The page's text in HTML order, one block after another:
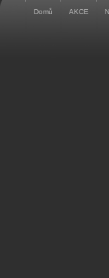
Domů AKCE